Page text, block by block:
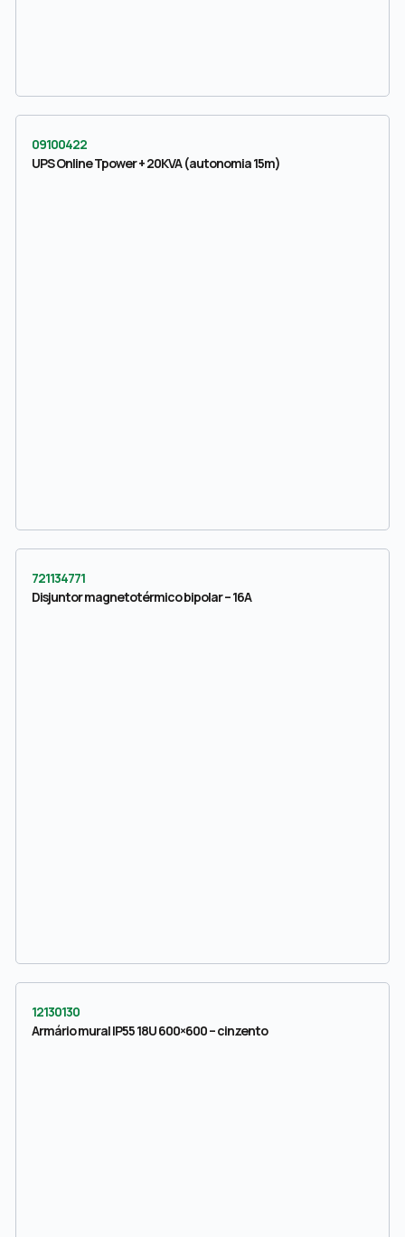
09100422
UPS Online Tpower + 20KVA (autonomia 15m)
721134771
Disjuntor magnetotérmico bipolar – 16A
12130130
Armário mural IP55 18U 600×600 – cinzento